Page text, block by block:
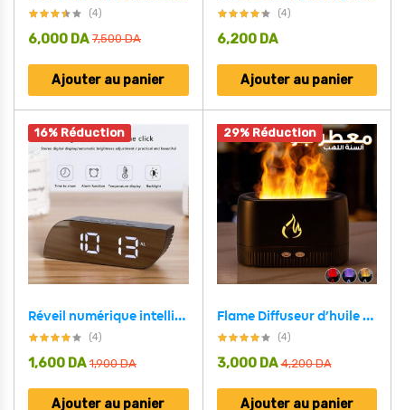
(4)
7,500DA
6,000 DA
Ajouter au panier
(4)
6,200 DA
Ajouter au panier
16% Réduction
Réveil numérique intelligent horloge à affichage numérique miroir avec lumière LED
(4)
1,900DA
1,600 DA
Ajouter au panier
29% Réduction
Flame Diffuseur d’huile essentielle et d’arôme pour aromathérapie
(4)
4,200DA
3,000 DA
Ajouter au panier